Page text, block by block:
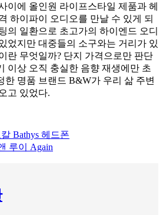
이에 올인원 라이프스타일 제품과 헤
하이파이 오디오를 만날 수 있게 되
의 일환으로 초고가의 하이엔드 오디
었지만 대중들의 소구와는 거리가 있
란 무엇일까? 단지 가격으로만 판단
이상 오직 충실한 음향 재생에만 초
한 명품 브랜드 B&W가 우리 삶 주변
고 있었다.
칼 Bathys 헤드폰
루이 Again